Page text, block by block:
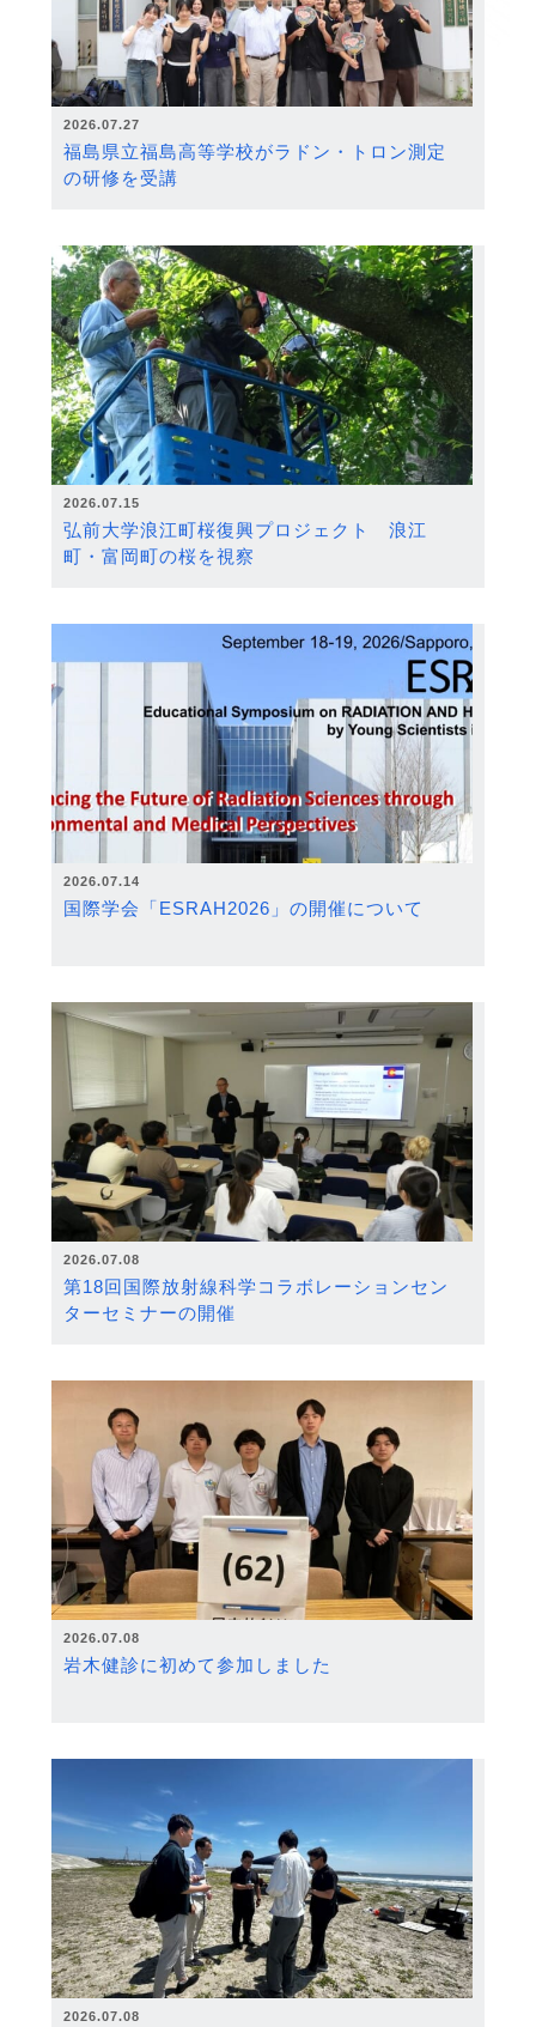
2026.07.27
福島県立福島高等学校がラドン・トロン測定
の研修を受講
2026.07.15
弘前大学浪江町桜復興プロジェクト 浪江
町・富岡町の桜を視察
2026.07.14
国際学会「ESRAH2026」の開催について
2026.07.08
第18回国際放射線科学コラボレーションセン
ターセミナーの開催
2026.07.08
岩木健診に初めて参加しました
2026.07.08